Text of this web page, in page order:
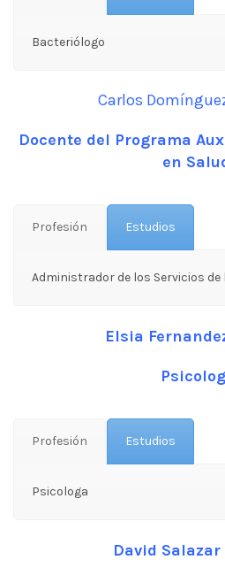
Bacteriólogo
Carlos
Docente del Programa
en
Profesión Estudios
Administrador de los Servicios de
Elsia
Profesión Estudios
Psicologa
David